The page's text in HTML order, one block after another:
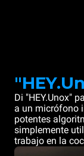
Di "HEY.Unox"
a un micrófono
potentes
simplemente
trabajo en la